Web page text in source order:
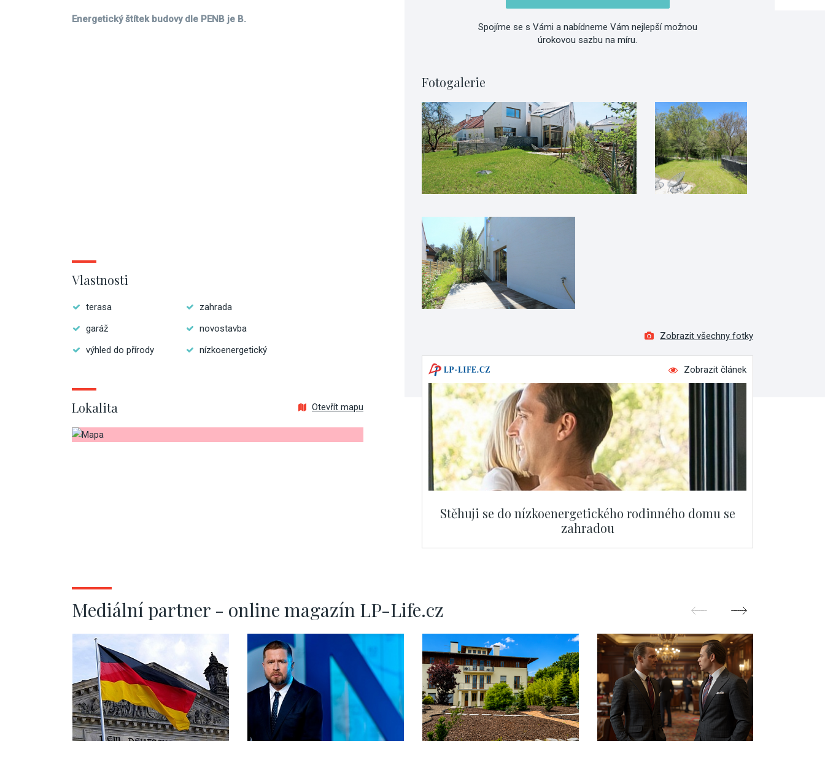
Spojíme se s Vámi a nabídneme Vám nejlepší možnou
úrokovou sazbu na míru.
Fotogalerie
Zobrazit všechny fotky
Zobrazit článek
Stěhuji se do nízkoenergetického rodinného domu se
zahradou
Energetický štítek budovy dle PENB je B.
Vlastnosti
terasa
zahrada
garáž
novostavba
výhled do přírody
nízkoenergetický
Lokalita Otevřít mapu
Mediální partner - online magazín LP-Life.cz